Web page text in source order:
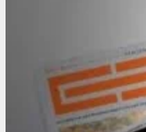
Managed Invoice
1. April 2013
Die gewachsene
spart man sich zwar den